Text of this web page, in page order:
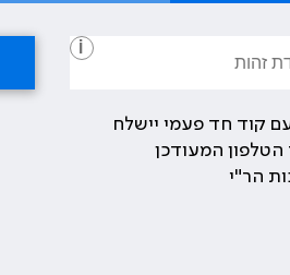
i
קוד חד פעמי יישלח
המעודכן
הר"י